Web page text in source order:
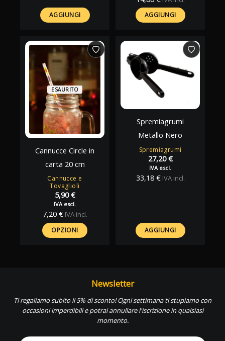
AGGIUNGI AGGIUNGI
ESAURITO
Cannucce e
Tovaglioli
Cannucce Circle in
carta 20 cm
5,90€
IVA escl.
7,20 € IVA incl.
OPZIONI
Spremiagrumi
Spremiagrumi
Metallo Nero
27,20€
IVA escl.
33,18 € IVA incl.
AGGIUNGI
Newsletter
Ti regaliamo subito il 5% di sconto! Ogni settimana ti stupiamo con
occasioni imperdibili e potrai annullare l'iscrizione in qualsiasi
momento.